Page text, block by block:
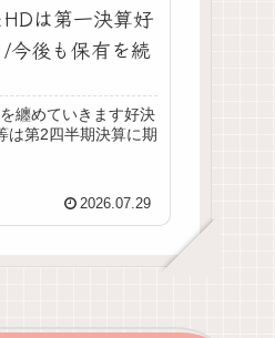
HDは第一決算好
今後も保有を続
纏めていきます好決
は第2四半期決算に期
2026.07.29